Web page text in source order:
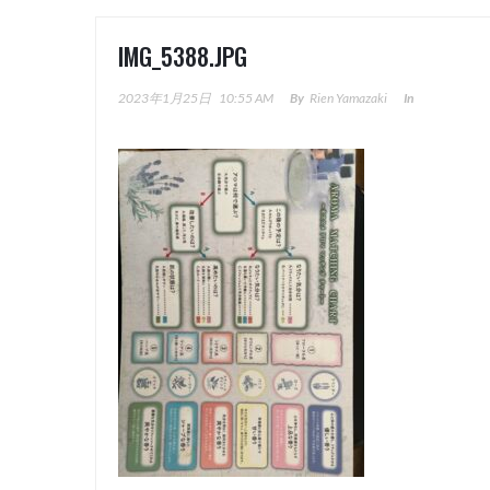
IMG_5388.JPG
2023年1月25日 10:55 AM By Rien Yamazaki In